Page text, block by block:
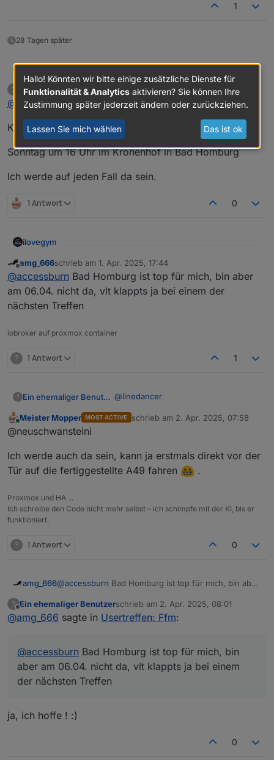
1
28 Tagen später
das nächste Offline Treffen.
Nach jahrelangen beruflichen Telefon und
Videokonferenzen Brauch ich sowas nicht mehr
?
Offline
Ein ehemaliger Benutzerschrieb am1. Apr. 2025, 17:33
zuletzt editiert von
@
linedancer
Kleine Erinnerung an alle…
Sonntag um 16 Uhr im Kronenhof in Bad Homburg
Ich werde auf jeden Fall da sein.
1 Antwort 0
ilovegym
Willkommen beim Stammtisch im Raum Rhein-Main-
Hessen
Online: jeden 1. Montag im Monat ab 20:30 -
https://nuudel.digitalcourage.de/3OzTQc24ys64bhlf
den Ort sind gerne Willkommen !! **
Wer Bock hat kann auch gerne zwischendurch in den
Discord-Channel schauen :-) Einer ist meist online,
und hilft bei Fragen gerne!
amg_666schrieb am 1. Apr. 2025, 17:44
zuletzt editiert von
@accessburn Bad Homburg ist top für mich, bin aber
am 06.04. nicht da, vlt klappts ja bei einem der
nächsten Treffen
iobroker auf proxmox container
? 1 Antwort 1
? Ein ehemaliger Benutzer @linedancer
Kleine Erinnerung an alle…
Bad Homburg
Ich werde auf jeden Fall da sein.
Meister Mopper MOST ACTIVE schrieb am 2. Apr. 2025, 07:58
zuletzt editiert von
@neuschwansteini
Ich werde auch da sein, kann ja erstmals direkt vor der
Tür auf die fertiggestellte A49 fahren
.
Proxmox und HA ...
Ich schreibe den Code nicht mehr selbst – ich schimpfe mit der KI, bis er
funktioniert.
? 1 Antwort 0
amg_666@accessburn Bad Homburg ist top für mich, bin aber
nächsten Treffen
?
Offline
Ein ehemaliger Benutzerschrieb am 2. Apr. 2025, 08:01
zuletzt editiert von
@amg_666 sagte in Usertreffen: Ffm:
@accessburn Bad Homburg ist top für mich, bin
aber am 06.04. nicht da, vlt klappts ja bei einem
der nächsten Treffen
ja, ich hoffe ! :)
0
Hallo! Könnten wir bitte einige zusätzliche Dienste für
Funktionalität & Analytics aktivieren? Sie können Ihre
Zustimmung später jederzeit ändern oder zurückziehen.
Lassen Sie mich wählen Das ist ok